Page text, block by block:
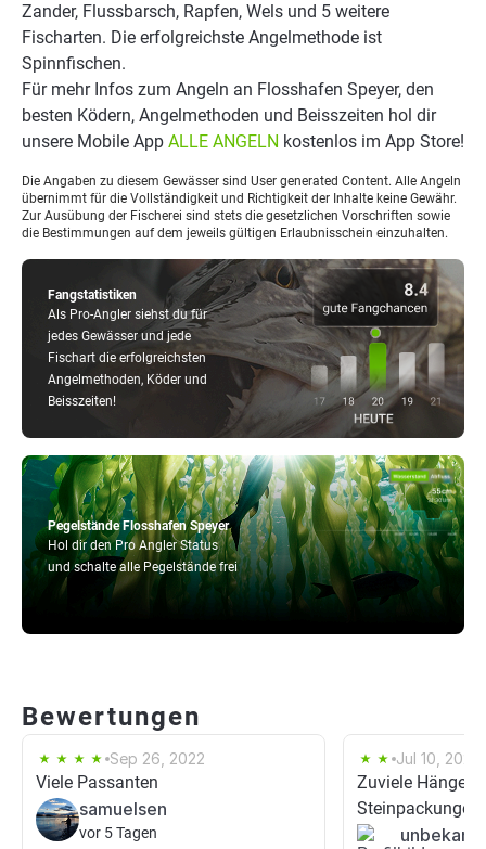
Pegelstände Flosshafen Speyer
Hol dir den Pro Angler Status
und schalte alle Pegelstände frei
Fangstatistiken
Als Pro-Angler siehst du für
jedes Gewässer und jede
Fischart die erfolgreichsten
Angelmethoden, Köder und
Beisszeiten!
Zander, Flussbarsch, Rapfen, Wels und 5 weitere
Fischarten. Die erfolgreichste Angelmethode ist
Spinnfischen.
Für mehr Infos zum Angeln an Flosshafen Speyer, den
besten Ködern, Angelmethoden und Beisszeiten hol dir
unsere Mobile App ALLE ANGELN kostenlos im App Store!
Die Angaben zu diesem Gewässer sind User generated Content. Alle Angeln
übernimmt für die Vollständigkeit und Richtigkeit der Inhalte keine Gewähr.
Zur Ausübung der Fischerei sind stets die gesetzlichen Vorschriften sowie
die Bestimmungen auf dem jeweils gültigen Erlaubnisschein einzuhalten.
Bewertungen
Sep 26, 2022
Viele Passanten
samuelsen
vor 5 Tagen
Jul 10, 2021
Zuviele Hänger